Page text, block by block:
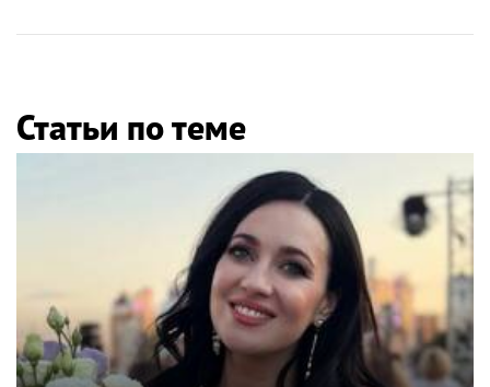
Статьи по теме